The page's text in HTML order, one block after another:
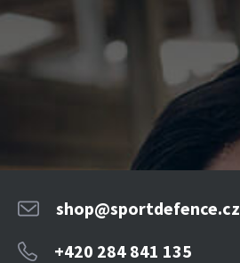
shop@sportdefence.cz
+420 284 841 135